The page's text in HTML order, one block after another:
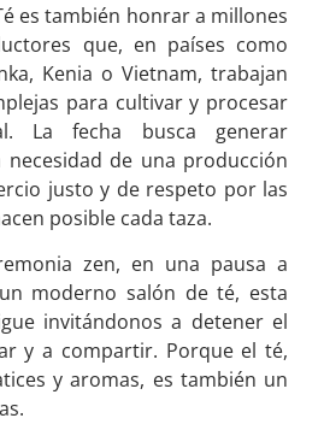
es también honrar a millones
que, en países como
Kenia o Vietnam, trabajan
para cultivar y procesar
La fecha busca generar
necesidad de una producción
justo y de respeto por las
posible cada taza.
zen, en una pausa a
moderno salón de té, esta
invitándonos a detener el
y a compartir. Porque el té,
y aromas, es también un